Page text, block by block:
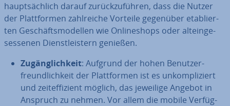
haupt­säch­lich darauf zu­rück­zu­füh­ren, dass die Nutzer
der Platt­for­men zahl­rei­che Vorteile gegenüber eta­blier­
ten Ge­schäfts­mo­del­len wie On­line­shops oder alt­ein­ge­
ses­se­nen Dienst­leis­tern genießen.
Zu­gäng­lich­keit: Aufgrund der hohen Be­nut­zer­
freund­lich­keit der Platt­for­men ist es un­kom­pli­ziert
und zeit­ef­fi­zi­ent möglich, das jeweilige Angebot in
Anspruch zu nehmen. Vor allem die mobile Ver­füg­